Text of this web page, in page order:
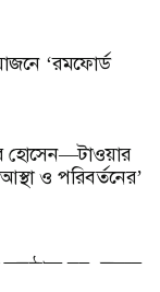
মৃত্যু,
অগ্নিসংযোগ
অনুষ্ঠানের কোনো
‘রমফোর্ড
হোসেন—টাওয়ার
ও পরিবর্তনের’
নয়, হৃদয়ে